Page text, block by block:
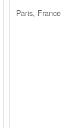
Paris, France